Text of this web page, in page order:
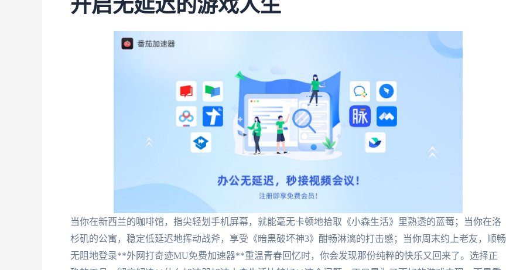
开启无延迟的游戏人生
当你在新西兰的咖啡馆，指尖轻划手机屏幕，就能毫无卡顿地拾取《小森生活》里熟透的蓝莓；当你在洛
杉矶的公寓，稳定低延迟地挥动战斧，享受《暗黑破坏神3》酣畅淋漓的打击感；当你周末约上老友，顺畅
无阻地登录**外网打奇迹MU免费加速器**重温青春回忆时，你会发现那份纯粹的快乐又回来了。选择正